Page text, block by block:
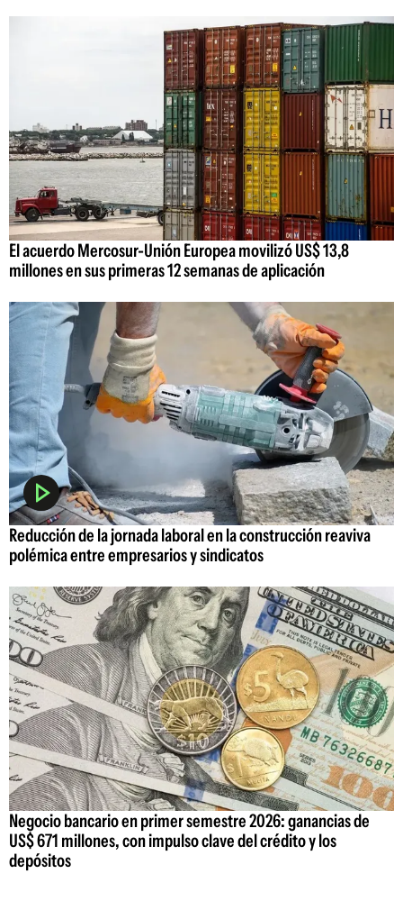
El acuerdo Mercosur-Unión Europea movilizó US$ 13,8
millones en sus primeras 12 semanas de aplicación
Reducción de la jornada laboral en la construcción reaviva
polémica entre empresarios y sindicatos
Negocio bancario en primer semestre 2026: ganancias de
US$ 671 millones, con impulso clave del crédito y los
depósitos